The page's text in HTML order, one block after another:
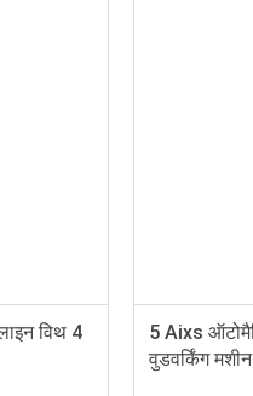
विथ 4
5 Aixs
वुडवर्किंग मशीन